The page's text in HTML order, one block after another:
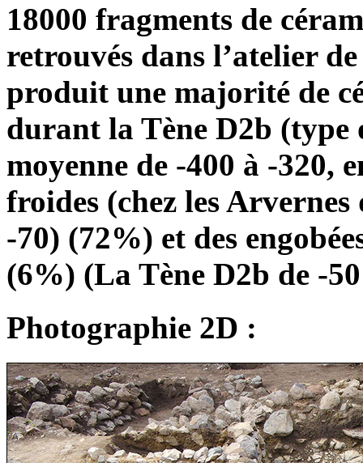
18000 fragments de
retrouvés dans l’atelier
produit une majorité de
durant la Tène D2b (type
moyenne de -400 à -320,
froides (chez les
-70) (72%) et des
(6%) (La Tène D2b de -
Photographie 2D :